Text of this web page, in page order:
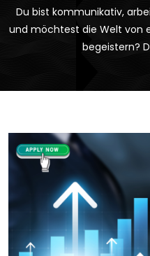
Du bist kommunikativ,
und möchtest die Welt von
begeistern?